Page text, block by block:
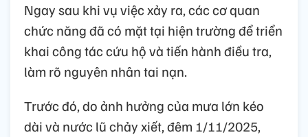
Ngay sau khi vụ việc xảy ra, các cơ quan
chức năng đã có mặt tại hiện trường để triển
khai công tác cứu hộ và tiến hành điều tra,
làm rõ nguyên nhân tai nạn.
Trước đó, do ảnh hưởng của mưa lớn kéo
dài và nước lũ chảy xiết, đêm 1/11/2025,